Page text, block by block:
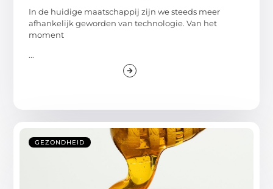
In de huidige maatschappij zijn we steeds meer
afhankelijk geworden van technologie. Van het
moment
...
GEZONDHEID